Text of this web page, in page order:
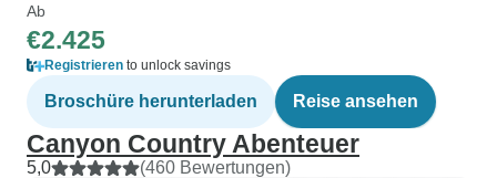
Ab
€2.425
Registrieren to unlock savings
Broschüre herunterladen Reise ansehen
Canyon Country Abenteuer
5,0 (460 Bewertungen)